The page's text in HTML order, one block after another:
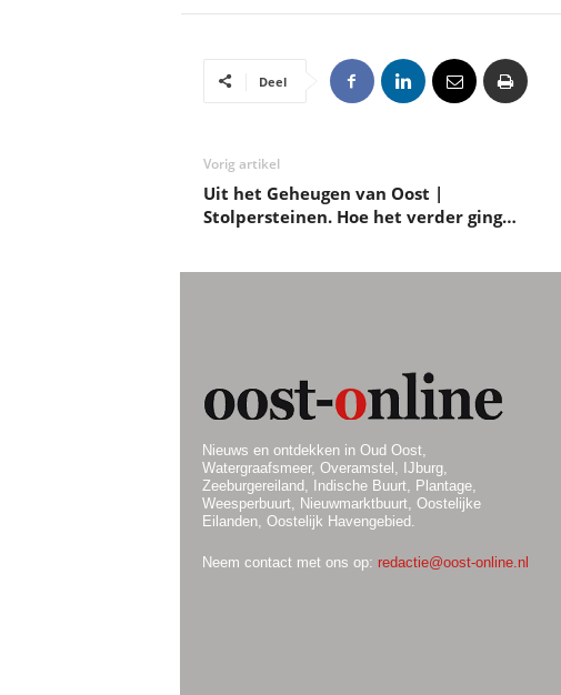
Deel
Vorig artikel
Uit het Geheugen van Oost |
Stolpersteinen. Hoe het verder ging…
Nieuws en ontdekken in Oud Oost,
Watergraafsmeer, Overamstel, IJburg,
Zeeburgereiland, Indische Buurt, Plantage,
Weesperbuurt, Nieuwmarktbuurt, Oostelijke
Eilanden, Oostelijk Havengebied.
Neem contact met ons op: redactie@oost-online.nl